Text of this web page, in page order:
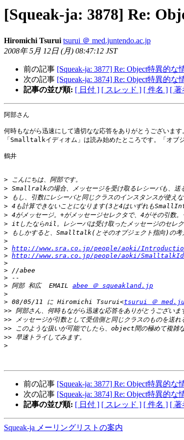
[Squeak-ja: 3878] Re:
Hiromichi Tsurui tsurui ＠ med.juntendo.ac.jp
2008年 5月 12日 (月) 08:47:12 JST
前の記事 [Squeak-ja: 3877] Re: Object特異的
次の記事 [Squeak-ja: 3874] Re: Object特異的
記事の並び順: [ 日付 ] [ スレッド ] [ 件名 ] [ 著
阿部さん
何時もながら迅速にして適切なな応答をありがとうございます
「Smalltalkイディオム」は読み始めたところです。「オブ
鶴井
>
>
>
>
>
>
>
>
> http://www.sra.co.jp/people/aoki/
> http://www.sra.co.jp/people/aoki/
>
>
>
> 阿部 和広  EMAIL abee ＠ squeakland.jp
>
> 08/05/11 に Hiromichi Tsurui<tsurui ＠
>>
>>
>>
>>
>
前の記事 [Squeak-ja: 3877] Re: Object特異的
次の記事 [Squeak-ja: 3874] Re: Object特異的
記事の並び順: [ 日付 ] [ スレッド ] [ 件名 ] [ 著
Squeak-ja メーリングリストの案内